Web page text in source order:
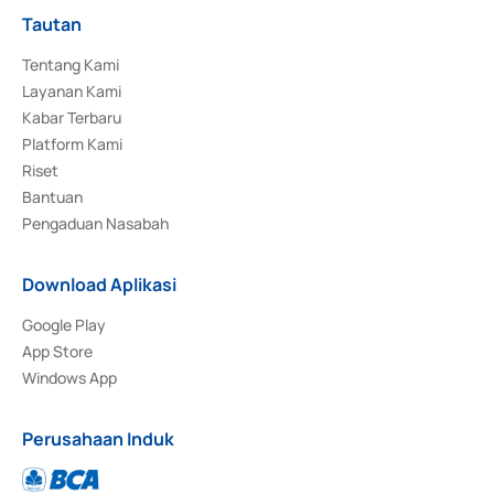
Tautan
Tentang Kami
Layanan Kami
Kabar Terbaru
Platform Kami
Riset
Bantuan
Pengaduan Nasabah
Download Aplikasi
Google Play
App Store
Windows App
Perusahaan Induk